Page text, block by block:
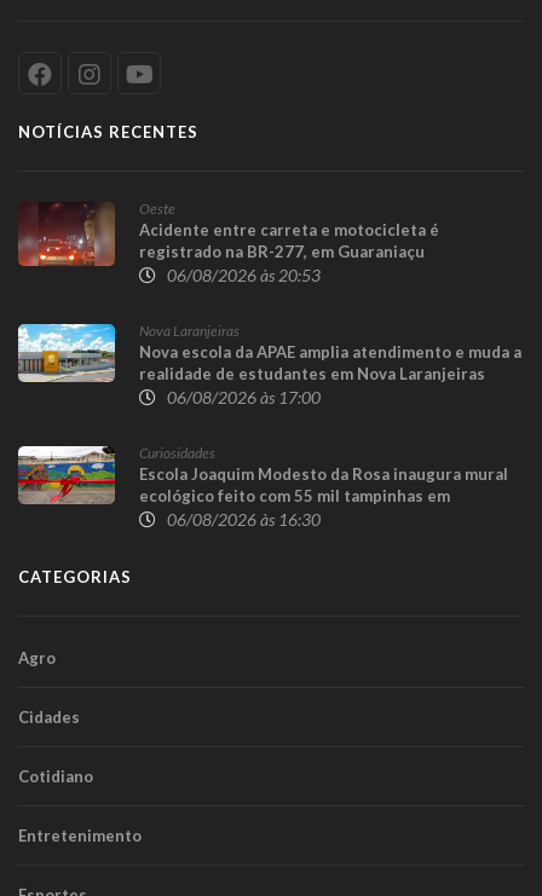
NOTÍCIAS RECENTES
Oeste
Acidente entre carreta e motocicleta é
registrado na BR-277, em Guaraniaçu
06/08/2026 às 20:53
Nova Laranjeiras
Nova escola da APAE amplia atendimento e muda a
realidade de estudantes em Nova Laranjeiras
06/08/2026 às 17:00
Curiosidades
Escola Joaquim Modesto da Rosa inaugura mural
ecológico feito com 55 mil tampinhas em
Guaraniaçu
06/08/2026 às 16:30
CATEGORIAS
Agro
Cidades
Cotidiano
Entretenimento